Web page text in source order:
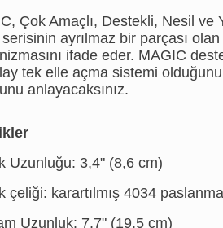
Çok Amaçlı, Destekli, Nesil ve
serisinin ayrılmaz bir parçası
ifade eder. MAGIC
tek elle açma sistemi
anlayacaksınız.
Uzunluğu: 3,4" (8,6 cm)
çeliği: karartılmış 4034
Uzunluk: 7,7" (19,5 cm)